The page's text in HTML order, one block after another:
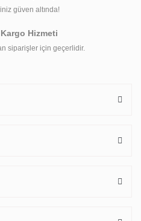
güven altında!
Hizmeti
siparişler için geçerlidir.